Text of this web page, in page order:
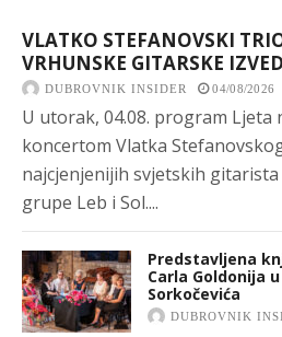
VLATKO STEFANOVSKI
VRHUNSKE GITARSKE
DUBROVNIK INSIDER 04/08/2026
U utorak, 04.08. program Ljeta
koncertom Vlatka
najcjenjenijih svjetskih
grupe Leb i Sol....
Predstavljena
Carla Goldonija
Sorkočevića
DUBROVNIK